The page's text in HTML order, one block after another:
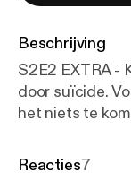
Beschrijving
S2E2 EXTRA -
door suïcide.
het niets te
leven leidde.
Reacties7